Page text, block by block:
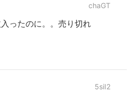
chaGT
ったのに。。売り切れ
5siI2